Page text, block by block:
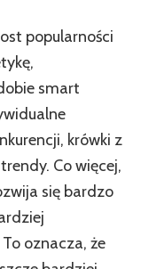
popularności
smart
krówki z
Co więcej,
się bardzo
oznacza, że